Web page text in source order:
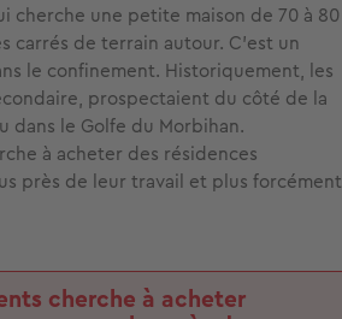
une petite maison de 70 à 80
carrés de terrain autour. C'est un
le confinement. Historiquement, les
prospectaient du côté de la
dans le Golfe du Morbihan.
à acheter des résidences
près de leur travail et plus forcément
cherche à acheter